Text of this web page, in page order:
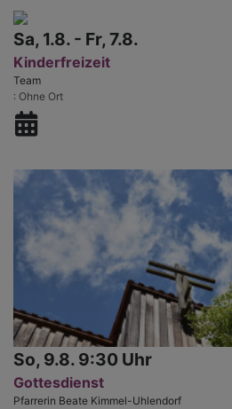
Sa, 1.8. - Fr, 7.8.
Kinderfreizeit
Team
Ohne Ort
So, 9.8. 9:30 Uhr
Gottesdienst
Pfarrerin Beate Kimmel-Uhlendorf